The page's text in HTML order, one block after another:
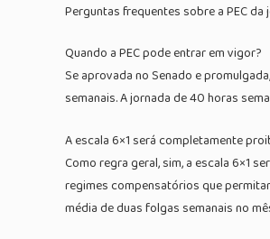
Perguntas frequentes sobre a PEC
Quando a PEC pode entrar em vigor?
Se aprovada no Senado e
semanais. A jornada de 40 horas
A escala 6×1 será completamente
Como regra geral, sim, a escala 6×1
regimes compensatórios que
média de duas folgas semanais no